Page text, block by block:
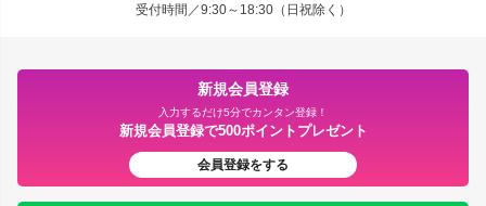
受付時間／9:30～18:30（日祝除く）
新規会員登録
入力するだけ5分でカンタン登録！
新規会員登録で500ポイントプレゼント
会員登録をする